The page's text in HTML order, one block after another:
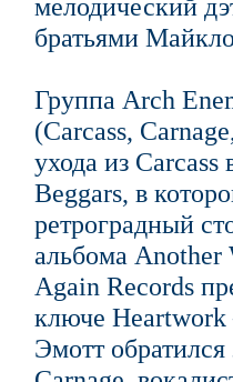
мелодический
братьями
Группа Arch
(Carcass,
ухода из
Beggars, в
ретроградный
альбома Another
Again Records
ключе Heartwork
Эмотт